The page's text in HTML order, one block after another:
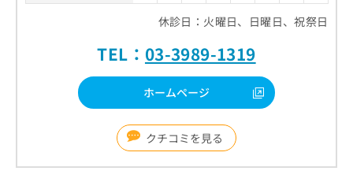
休診日：火曜日、日曜日、祝祭日
TEL： 03-3989-1319
ホームページ
クチコミを見る